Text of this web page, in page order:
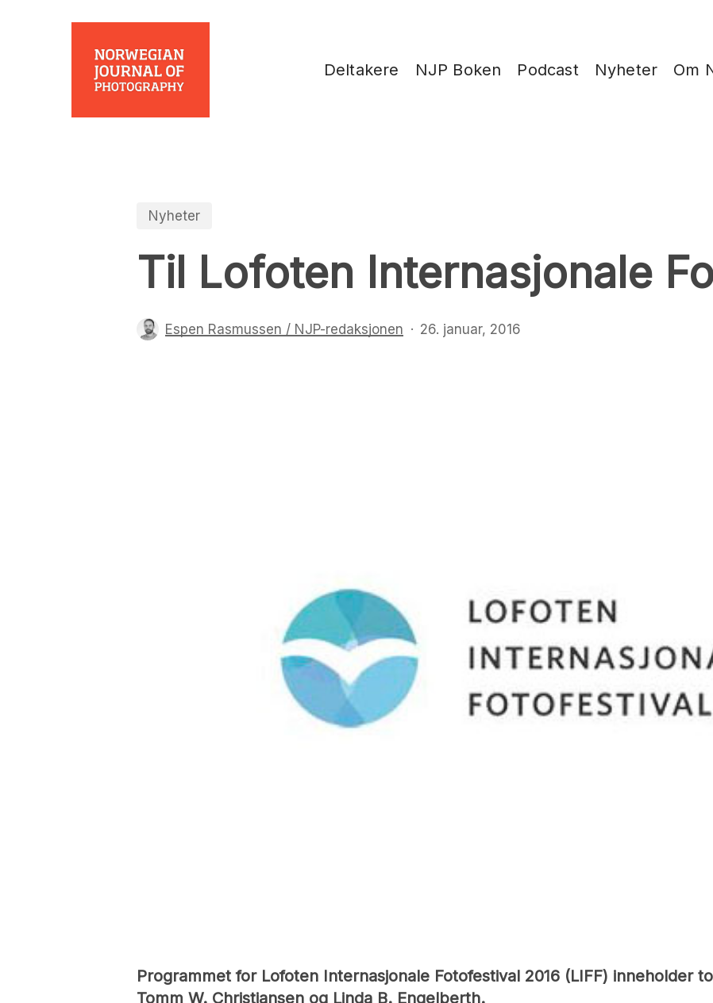
Deltakere NJP Boken Podcast Nyheter Om
Nyheter
Til Lofoten Internasjonale
Espen Rasmussen / NJP-redaksjonen 26. januar, 2016
Programmet for Lofoten Internasjonale Fotofestival 2016 (LIFF) inneholder
Tomm W. Christiansen og Linda B. Engelberth.